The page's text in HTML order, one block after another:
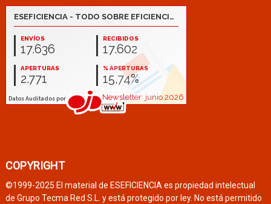
COPYRIGHT
©1999-2025 El material de ESEFICIENCIA es propiedad intelectual
de Grupo Tecma Red S.L. y está protegido por ley. No está permitido